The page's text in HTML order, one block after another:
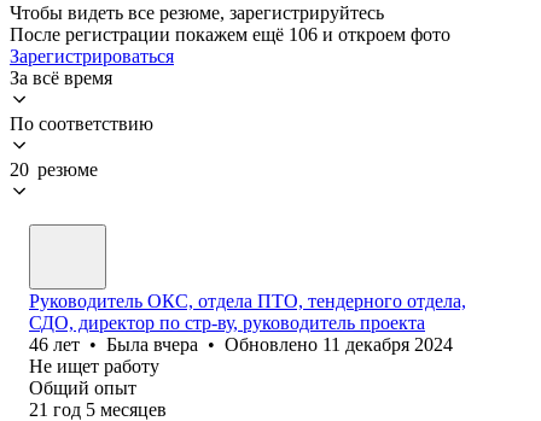
Чтобы видеть все резюме, зарегистрируйтесь
После регистрации покажем ещё 106 и откроем фото
Зарегистрироваться
За всё время
По соответствию
20 резюме
Руководитель ОКС, отдела ПТО, тендерного отдела,
СДО, директор по стр-ву, руководитель проекта
46 лет • Была вчера • Обновлено 11 декабря 2024
Не ищет работу
Общий опыт
21 год 5 месяцев